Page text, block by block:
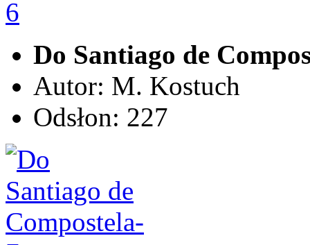
Do Santiago de
Autor: M. Kostuch
Odsłon: 227